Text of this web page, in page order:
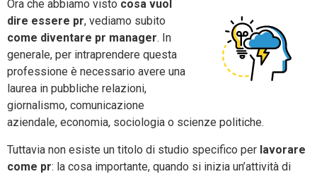
Ora che abbiamo visto cosa vuol
dire essere pr, vediamo subito
come diventare pr manager. In
generale, per intraprendere questa
professione è necessario avere una
laurea in pubbliche relazioni,
giornalismo, comunicazione
aziendale, economia, sociologia o scienze politiche.
Tuttavia non esiste un titolo di studio specifico per lavorare
come pr: la cosa importante, quando si inizia un’attività di